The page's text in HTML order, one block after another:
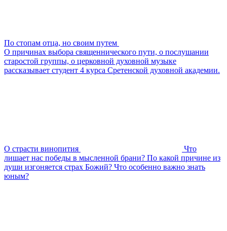
По стопам отца, но своим путем
О причинах выбора священнического пути, о послушании
старостой группы, о церковной духовной музыке
рассказывает студент 4 курса Сретенской духовной академии.
О страсти винопития
Что
лишает нас победы в мысленной брани? По какой причине из
души изгоняется страх Божий? Что особенно важно знать
юным?